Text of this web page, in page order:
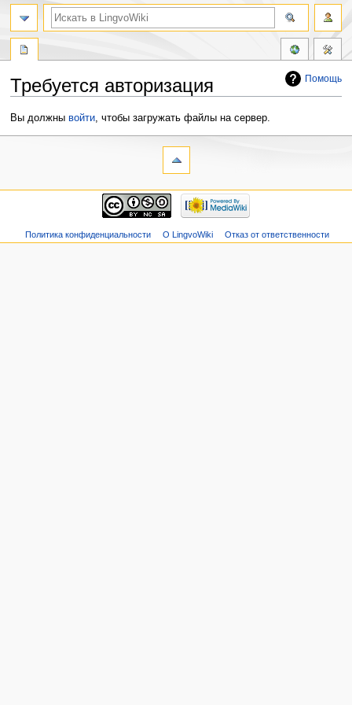
Помощь
Требуется авторизация
Перейти
Перейти
Вы должны войти, чтобы загружать файлы на сервер.
Политика конфиденциальности О LingvoWiki Отказ от ответственности